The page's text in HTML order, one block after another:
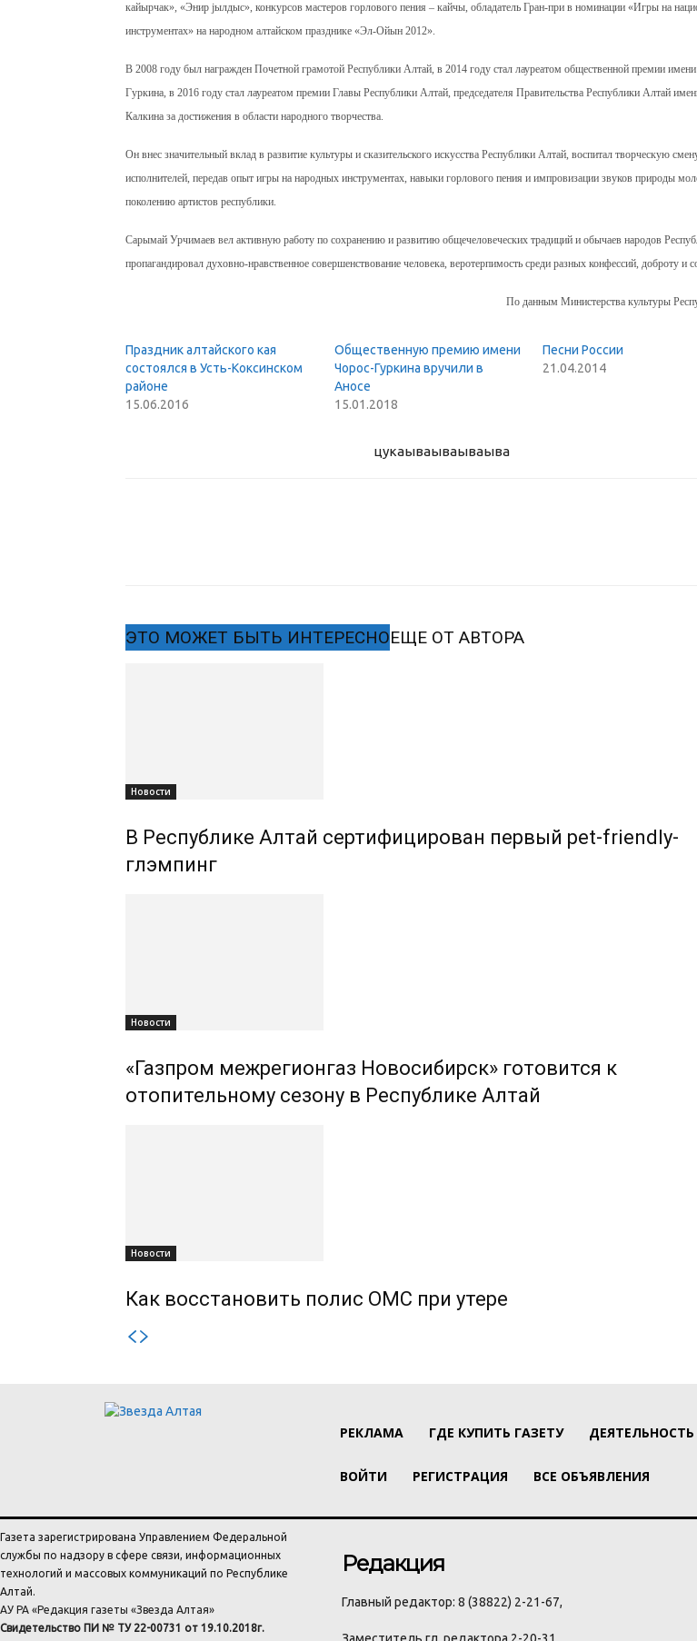
кайырчак», «Энир jылдыс», конкурсов мастеров горлового пения – кайчы, обладатель Гран-при в номинации «Игры на
инструментах» на народном алтайском празднике «Эл-Ойын 2012».
В 2008 году был награжден Почетной грамотой Республики Алтай, в 2014 году стал лауреатом общественной премии
Гуркина, в 2016 году стал лауреатом премии Главы Республики Алтай, председателя Правительства Республики Алтай
Калкина за достижения в области народного творчества.
Он внес значительный вклад в развитие культуры и сказительского искусства Республики Алтай, воспитал творческую
исполнителей, передав опыт игры на народных инструментах, навыки горлового пения и импровизации звуков природы
поколению артистов республики.
Сарымай Урчимаев вел активную работу по сохранению и развитию общечеловеческих традиций и обычаев народов
пропагандировал духовно-нравственное совершенствование человека, веротерпимость среди разных конфессий, доброту и
По данным Министерства культуры
Праздник алтайского кая
состоялся в Усть-Коксинском
районе
15.06.2016
Общественную премию имени
Чорос-Гуркина вручили в
Аносе
15.01.2018
Песни России
21.04.2014
цукаываываываыва
ЭТО МОЖЕТ БЫТЬ ИНТЕРЕСНОЕЩЕ ОТ АВТОРА
Новости
В Республике Алтай сертифицирован первый pet-friendly-
глэмпинг
Новости
«Газпром межрегионгаз Новосибирск» готовится к
отопительному сезону в Республике Алтай
Новости
Как восстановить полис ОМС при утере
РЕКЛАМА ГДЕ КУПИТЬ ГАЗЕТУ ДЕЯТЕЛЬНОСТЬ
ВОЙТИ РЕГИСТРАЦИЯ ВСЕ ОБЪЯВЛЕНИЯ
Газета зарегистрирована Управлением Федеральной
службы по надзору в сфере связи, информационных
технологий и массовых коммуникаций по Республике
Алтай.
АУ РА «Редакция газеты «Звезда Алтая»
Свидетельство ПИ № ТУ 22-00731 от 19.10.2018г.
Редакция
Главный редактор: 8 (38822) 2-21-67,